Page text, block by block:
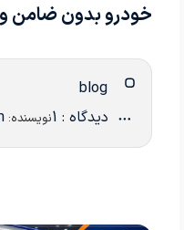
خودرو بدون ضامن و ۳۶ ماه بازپرداخت
دیدگاه : 1 نویسنده: